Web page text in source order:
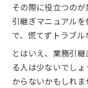
その際に役立つの
引継ぎマニュアル
で、慌てずトラブル
とはいえ、業務引
る人は少ないでし
からないかもしれ